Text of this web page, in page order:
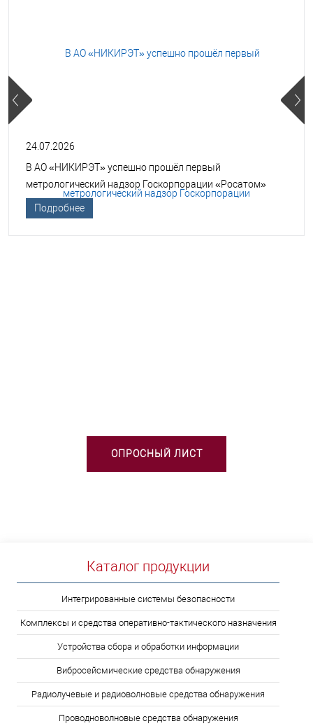
24.07.2026
В АО «НИКИРЭТ» успешно прошёл первый
метрологический надзор Госкорпорации «Росатом»
Подробнее
ОПРОСНЫЙ ЛИСТ
Каталог продукции
Интегрированные системы безопасности
Комплексы и средства оперативно-тактического назначения
Устройства сбора и обработки информации
Вибросейсмические средства обнаружения
Радиолучевые и радиоволновые средства обнаружения
Проводноволновые средства обнаружения